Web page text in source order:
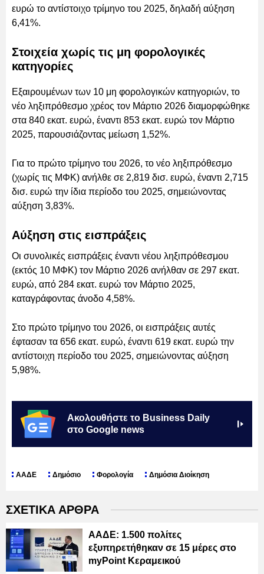
ευρώ το αντίστοιχο τρίμηνο του 2025, δηλαδή αύξηση
6,41%.
Στοιχεία χωρίς τις μη φορολογικές
κατηγορίες
Εξαιρουμένων των 10 μη φορολογικών κατηγοριών, το
νέο ληξιπρόθεσμο χρέος τον Μάρτιο 2026 διαμορφώθηκε
στα 840 εκατ. ευρώ, έναντι 853 εκατ. ευρώ τον Μάρτιο
2025, παρουσιάζοντας μείωση 1,52%.
Για το πρώτο τρίμηνο του 2026, το νέο ληξιπρόθεσμο
(χωρίς τις ΜΦΚ) ανήλθε σε 2,819 δισ. ευρώ, έναντι 2,715
δισ. ευρώ την ίδια περίοδο του 2025, σημειώνοντας
αύξηση 3,83%.
Αύξηση στις εισπράξεις
Οι συνολικές εισπράξεις έναντι νέου ληξιπρόθεσμου
(εκτός 10 ΜΦΚ) τον Μάρτιο 2026 ανήλθαν σε 297 εκατ.
ευρώ, από 284 εκατ. ευρώ τον Μάρτιο 2025,
καταγράφοντας άνοδο 4,58%.
Στο πρώτο τρίμηνο του 2026, οι εισπράξεις αυτές
έφτασαν τα 656 εκατ. ευρώ, έναντι 619 εκατ. ευρώ την
αντίστοιχη περίοδο του 2025, σημειώνοντας αύξηση
5,98%.
Ακολουθήστε το Business Daily
στο Google news
ΑΑΔΕ Δημόσιο Φορολογία Δημόσια Διοίκηση
ΣΧΕΤΙΚΑ ΑΡΘΡΑ
ΑΑΔΕ: 1.500 πολίτες
εξυπηρετήθηκαν σε 15 μέρες στο
myPoint Κεραμεικού